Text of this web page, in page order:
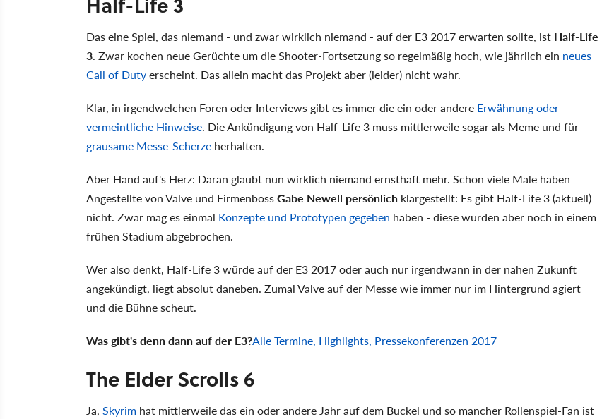
Das eine Spiel, das niemand - und zwar wirklich niemand - auf der E3 2017 erwarten sollte, ist Half-Life
3. Zwar kochen neue Gerüchte um die Shooter-Fortsetzung so regelmäßig hoch, wie jährlich ein neues
Call of Dutyerscheint. Das allein macht das Projekt aber (leider) nicht wahr.
Klar, in irgendwelchen Foren oder Interviews gibt es immer die ein oder andere Erwähnung oder
vermeintliche Hinweise. Die Ankündigung von Half-Life 3 muss mittlerweile sogar als Meme und für
grausame Messe-Scherze herhalten.
Aber Hand auf's Herz: Daran glaubt nun wirklich niemand ernsthaft mehr. Schon viele Male haben
Angestellte von Valve und FirmenbossGabe Newell persönlich klargestellt: Es gibt Half-Life 3 (aktuell)
nicht. Zwar mag es einmal Konzepte und Prototypen gegeben haben - diese wurden aber noch in einem
frühen Stadium abgebrochen.
Wer also denkt, Half-Life 3 würde auf der E3 2017 oder auch nur irgendwann in der nahen Zukunft
angekündigt, liegt absolut daneben. Zumal Valve auf der Messe wie immer nur im Hintergrund agiert
und die Bühne scheut.
Was gibt's denn dann auf der E3?Alle Termine, Highlights, Pressekonferenzen 2017
The Elder Scrolls 6
Ja, Skyrim hat mittlerweile das ein oder andere Jahr auf dem Buckel und so mancher Rollenspiel-Fan ist